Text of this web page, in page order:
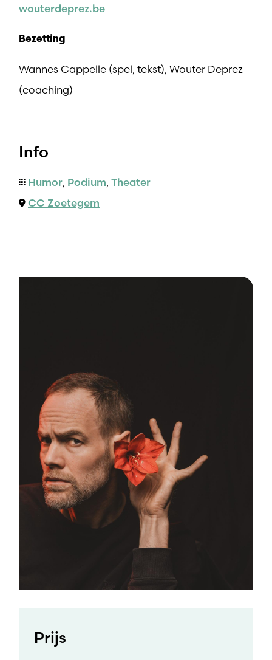
wouterdeprez.be
Bezetting
Wannes Cappelle (spel, tekst), Wouter Deprez
(coaching)
Info
Humor, Podium,Theater
CC Zoetegem
Prijs